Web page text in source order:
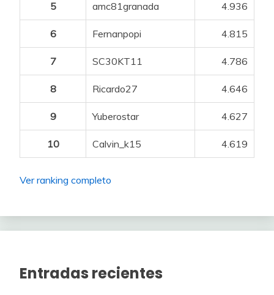
5 amc81granada 4.936
6 Fernanpopi 4.815
7 SC30KT11 4.786
8 Ricardo27 4.646
9 Yuberostar 4.627
10 Calvin_k15 4.619
Ver ranking completo
Entradas recientes